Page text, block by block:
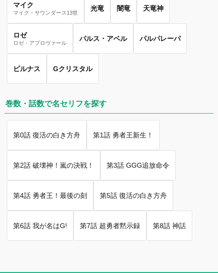
マイク
マイク・サウンダース13世
光竜 闇竜 天竜神
ロゼ
ロゼ・アプロヴァール
パルス・アベル パルパレーパ
ピルナス Gクリスタル
巻数・話数で名セリフを探す
第0話 復活の白き方舟 第1話 勇者王新生！
第2話 破壊神！嵐の決戦！ 第3話 GGG追放命令
第4話 勇者王！最後の刻 第5話 復活の白き方舟
第6話 我が名はG! 第7話 超勇者黙示録 第8話 神話